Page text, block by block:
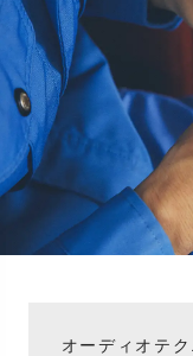
オーディオテ